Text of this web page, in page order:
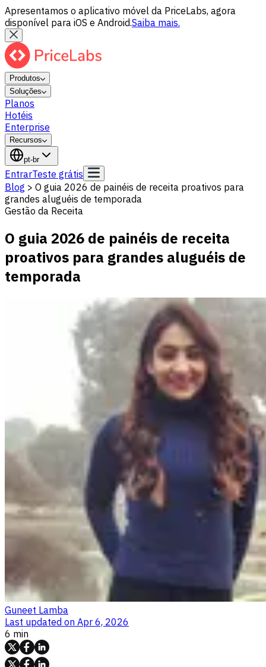
Apresentamos o aplicativo móvel da PriceLabs, agora
disponível para iOS e Android.Saiba mais.
Produtos
Soluções
Planos
Hotéis
Enterprise
Recursos
pt-br
EntrarTeste grátis
Blog > O guia 2026 de painéis de receita proativos para
grandes aluguéis de temporada
Gestão da Receita
O guia 2026 de painéis de receita
proativos para grandes aluguéis de
temporada
Guneet Lamba
Last updated on Apr 6, 2026
6 min